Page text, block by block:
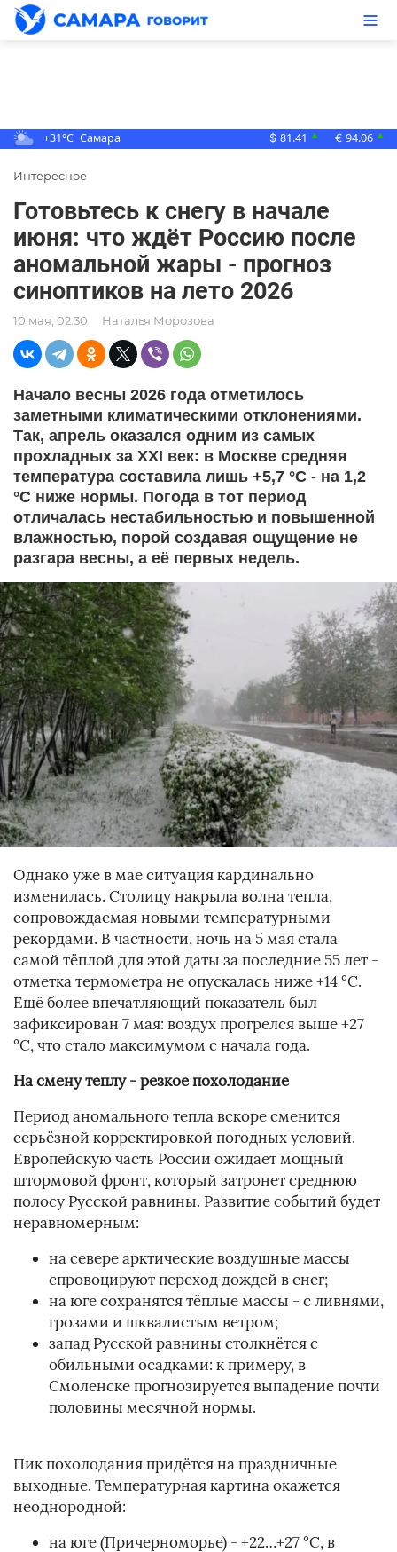
+31°C Самара $ 81.41 ▲ € 94.06 ▲
Интересное
Готовьтесь к снегу в начале
июня: что ждёт Россию после
аномальной жары - прогноз
синоптиков на лето 2026
10 мая, 02:30 Наталья Морозова
Начало весны 2026 года отметилось
заметными климатическими отклонениями.
Так, апрель оказался одним из самых
прохладных за XXI век: в Москве средняя
температура составила лишь +5,7 °C - на 1,2
°C ниже нормы. Погода в тот период
отличалась нестабильностью и повышенной
влажностью, порой создавая ощущение не
разгара весны, а её первых недель.
Однако уже в мае ситуация кардинально
изменилась. Столицу накрыла волна тепла,
сопровождаемая новыми температурными
рекордами. В частности, ночь на 5 мая стала
самой тёплой для этой даты за последние 55 лет -
отметка термометра не опускалась ниже +14 °C.
Ещё более впечатляющий показатель был
зафиксирован 7 мая: воздух прогрелся выше +27
°C, что стало максимумом с начала года.
На смену теплу - резкое похолодание
Период аномального тепла вскоре сменится
серьёзной корректировкой погодных условий.
Европейскую часть России ожидает мощный
штормовой фронт, который затронет среднюю
полосу Русской равнины. Развитие событий будет
неравномерным:
на севере арктические воздушные массы
спровоцируют переход дождей в снег;
на юге сохранятся тёплые массы - с ливнями,
грозами и шквалистым ветром;
запад Русской равнины столкнётся с
обильными осадками: к примеру, в
Смоленске прогнозируется выпадение почти
половины месячной нормы.
Пик похолодания придётся на праздничные
выходные. Температурная картина окажется
неоднородной:
на юге (Причерноморье) - +22…+27 °C, в